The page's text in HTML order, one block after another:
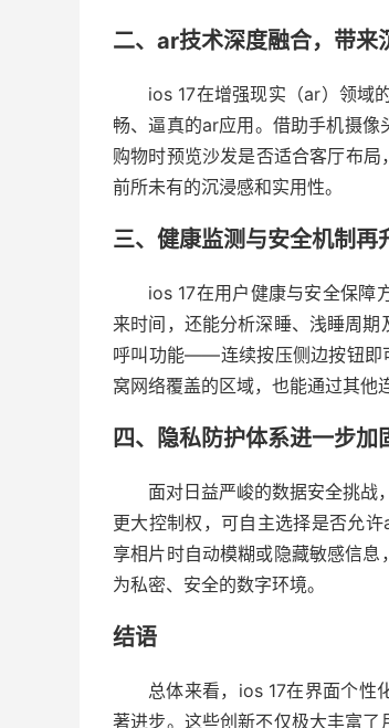
二、ar技术深度融合，带来
ios 17在增强现实（ar）领域
畅、逼真的ar应用。借助手机摄
购物时预览沙发是否适合客厅布
前所未有的沉浸感和实用性。
三、健康监测与安全机制再
ios 17在用户健康与安全保障
来时间，还能分析深睡、浅睡周
呼叫功能——连续按压侧边按钮即
窝网络覆盖的区域，也能通过其他
四、隐私防护体系进一步加
面对日益严峻的数据安全挑战
更大控制权，可自主选择是否允
享相片时自动模糊或隐藏敏感信
为私密、安全的数字环境。
结语
总体来看，ios 17在界面个性
著进步。这些创新不仅极大丰富了